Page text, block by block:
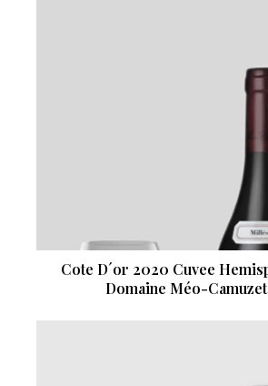
Cote D´or 2020 Cuvee
Domaine Méo-